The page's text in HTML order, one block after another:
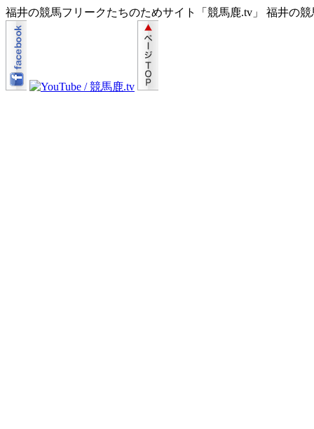
福井の競馬フリークたちのためサイト「競馬鹿.tv」 福井の